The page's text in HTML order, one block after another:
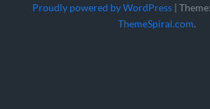
Proudly powered by WordPress |
ThemeSpiral.com.